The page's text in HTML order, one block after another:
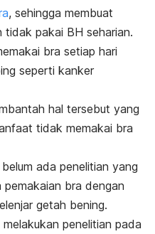
, sehingga membuat
tidak pakai BH seharian.
bra setiap hari
seperti kanker
hal tersebut yang
tidak memakai bra
ada penelitian yang
pemakaian bra dengan
getah bening.
melakukan penelitian pada